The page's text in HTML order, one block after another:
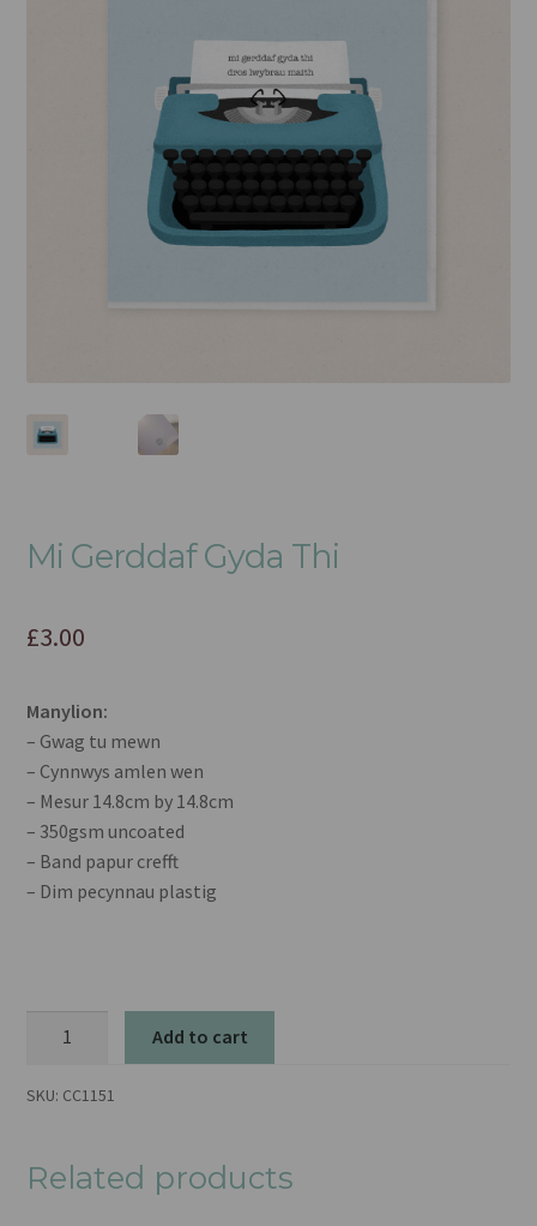
Mi Gerddaf Gyda Thi
£3.00
Manylion:
– Gwag tu mewn
– Cynnwys amlen wen
– Mesur 14.8cm by 14.8cm
– 350gsm uncoated
– Band papur crefft
– Dim pecynnau plastig
Add to cart
SKU: CC1151
Related products